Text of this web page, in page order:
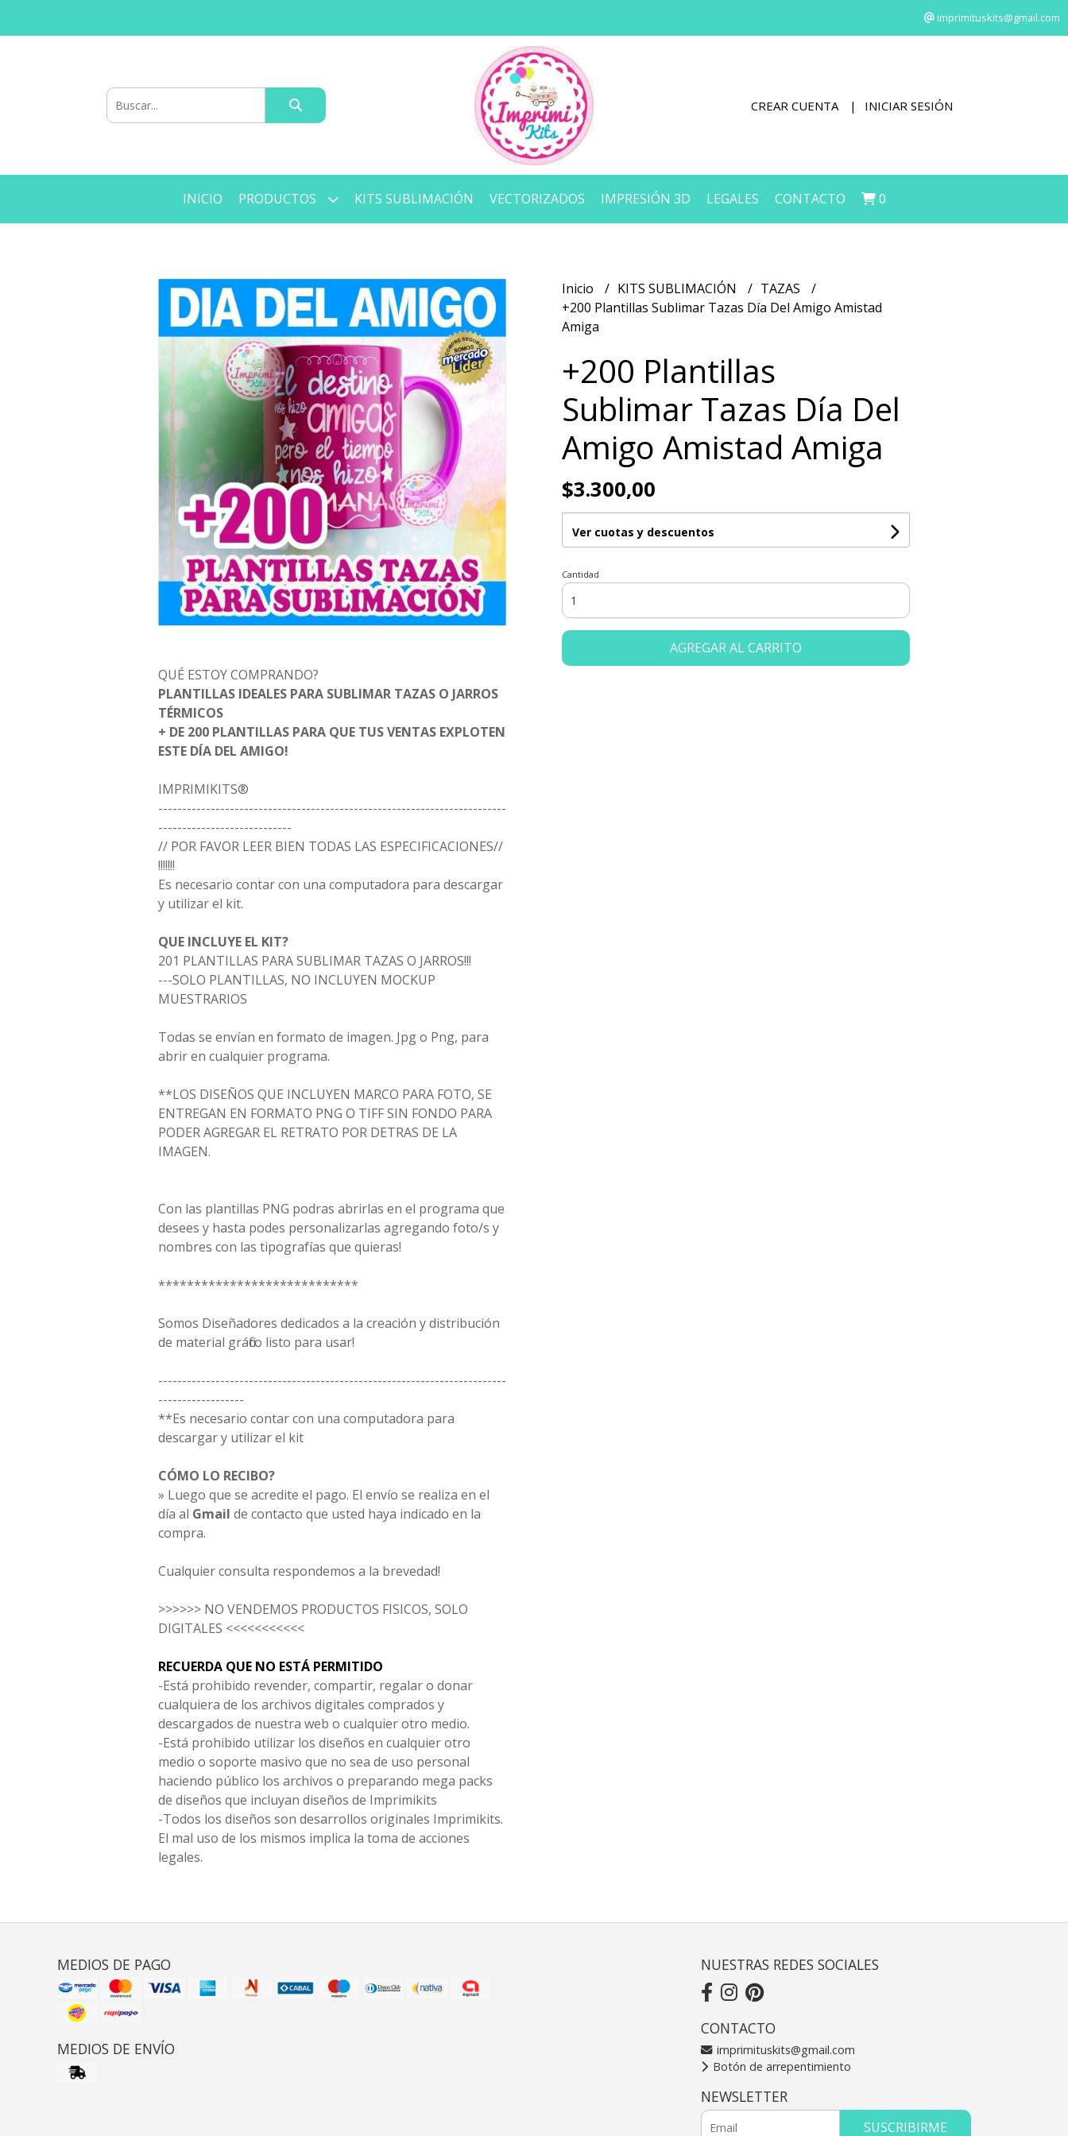
imprimituskits@gmail.com
CREAR CUENTA INICIAR SESIÓN
INICIO PRODUCTOS KITS SUBLIMACIÓN VECTORIZADOS IMPRESIÓN 3D LEGALES CONTACTO 0
QUÉ ESTOY COMPRANDO?
PLANTILLAS IDEALES PARA SUBLIMAR TAZAS O JARROS
TÉRMICOS
+ DE 200 PLANTILLAS PARA QUE TUS VENTAS EXPLOTEN
ESTE DÍA DEL AMIGO!
IMPRIMIKITS®
-------------------------------------------------------------------------
----------------------------
// POR FAVOR LEER BIEN TODAS LAS ESPECIFICACIONES//
!!!!!!!
Es necesario contar con una computadora para descargar
y utilizar el kit.
QUE INCLUYE EL KIT?
201 PLANTILLAS PARA SUBLIMAR TAZAS O JARROS!!!
---SOLO PLANTILLAS, NO INCLUYEN MOCKUP
MUESTRARIOS
Todas se envían en formato de imagen. Jpg o Png, para
abrir en cualquier programa.
**LOS DISEÑOS QUE INCLUYEN MARCO PARA FOTO, SE
ENTREGAN EN FORMATO PNG O TIFF SIN FONDO PARA
PODER AGREGAR EL RETRATO POR DETRAS DE LA
IMAGEN.
Con las plantillas PNG podras abrirlas en el programa que
desees y hasta podes personalizarlas agregando foto/s y
nombres con las tipografías que quieras!
****************************
Somos Diseñadores dedicados a la creación y distribución
de material gráfico listo para usar!
-------------------------------------------------------------------------
------------------
**Es necesario contar con una computadora para
descargar y utilizar el kit
CÓMO LO RECIBO?
» Luego que se acredite el pago. El envío se realiza en el
día al Gmail de contacto que usted haya indicado en la
compra.
Cualquier consulta respondemos a la brevedad!
>>>>>> NO VENDEMOS PRODUCTOS FISICOS, SOLO
DIGITALES <<<<<<<<<<<
RECUERDA QUE NO ESTÁ PERMITIDO
-Está prohibido revender, compartir, regalar o donar
cualquiera de los archivos digitales comprados y
descargados de nuestra web o cualquier otro medio.
-Está prohibido utilizar los diseños en cualquier otro
medio o soporte masivo que no sea de uso personal
haciendo público los archivos o preparando mega packs
de diseños que incluyan diseños de Imprimikits
-Todos los diseños son desarrollos originales Imprimikits.
El mal uso de los mismos implica la toma de acciones
legales.
Inicio KITS SUBLIMACIÓN
TAZAS
+200 Plantillas Sublimar Tazas Día Del Amigo Amistad
Amiga
+200 Plantillas
Sublimar Tazas Día Del
Amigo Amistad Amiga
$3.300,00
Ver cuotas y descuentos
Cantidad
AGREGAR AL CARRITO
MEDIOS DE PAGO
MEDIOS DE ENVÍO
NUESTRAS REDES SOCIALES
CONTACTO
imprimituskits@gmail.com
Botón de arrepentimiento
NEWSLETTER
SUSCRIBIRME